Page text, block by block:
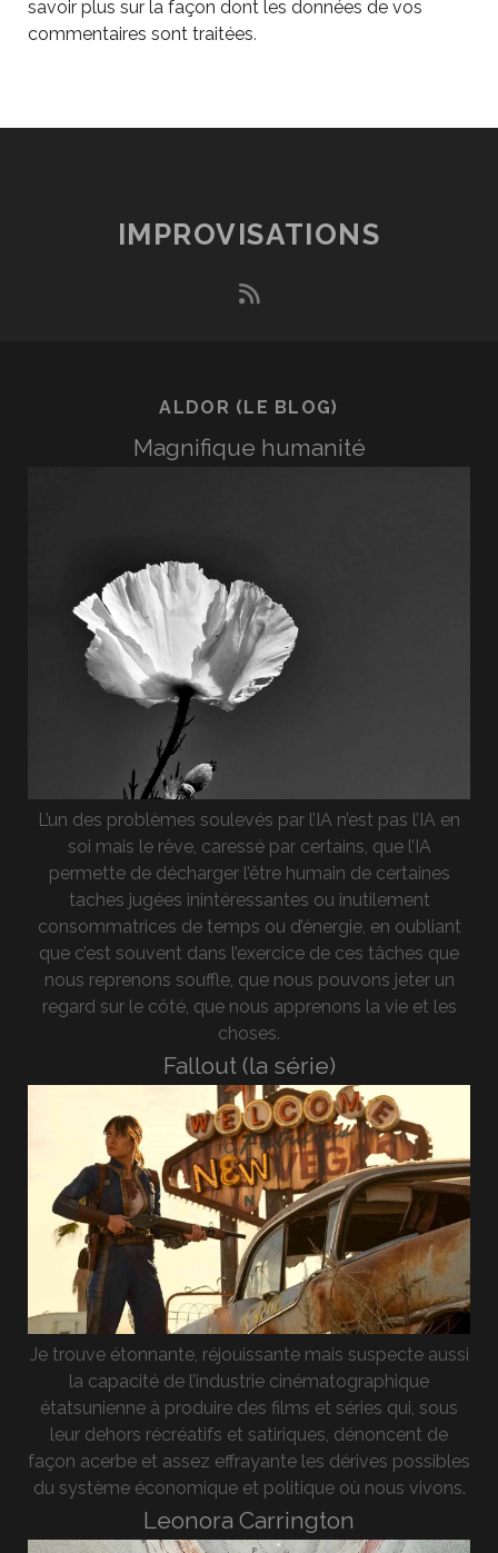
savoir plus sur la façon dont les données de vos
commentaires sont traitées.
IMPROVISATIONS
rss
ALDOR (LE BLOG)
Magnifique humanité
L’un des problèmes soulevés par l’IA n’est pas l’IA en
soi mais le rêve, caressé par certains, que l’IA
permette de décharger l’être humain de certaines
taches jugées inintéressantes ou inutilement
consommatrices de temps ou d’énergie, en oubliant
que c’est souvent dans l’exercice de ces tâches que
nous reprenons souffle, que nous pouvons jeter un
regard sur le côté, que nous apprenons la vie et les
choses.
Fallout (la série)
Je trouve étonnante, réjouissante mais suspecte aussi
la capacité de l’industrie cinématographique
étatsunienne à produire des films et séries qui, sous
leur dehors récréatifs et satiriques, dénoncent de
façon acerbe et assez effrayante les dérives possibles
du système économique et politique où nous vivons.
Leonora Carrington